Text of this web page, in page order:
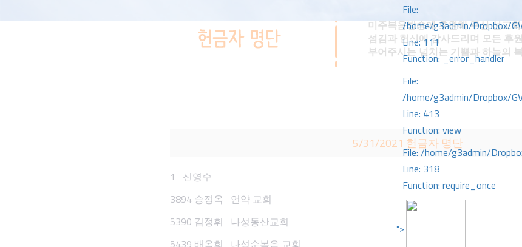
File:
/home/g3admin/Dropbox/
Line: 111
Function: _error_handler
File:
/home/g3admin/Dropbox/
Line: 413
Function: view
File: /home/g3admin/
Line: 318
Function: require_once
">
미주복음방송에 후원해 주신 선교
섬김과 헌신에 감사드리며 모든 후
부어주시는 넘치는 기쁨과 하늘의
5/31/2021 헌금자 명단
1 신영수
3894 승정옥 언약 교회
5390 김정휘 나성동산교회
5439 배옥희 나성순복음 교회